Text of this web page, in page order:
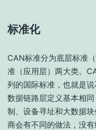
标准化
CAN标准分为底层标准
准（应用层）两大类。
列的国际标准，也就是
数据链路层定义基本相
制、设备寻址和大数据
商会有不同的做法，没有